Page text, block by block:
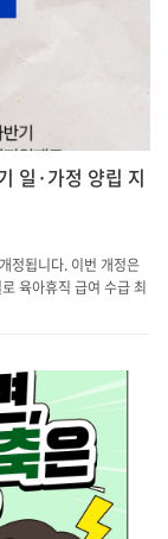
일·가정 양립 지
정됩니다. 이번 개정은
육아휴직 급여 수급 최